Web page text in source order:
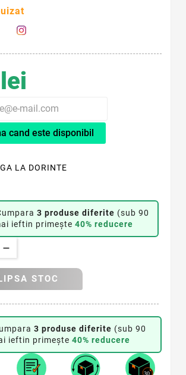
lei
cand este disponibil
LA DORINTE
3 produse diferite (sub 90
ieftin primește 40% reducere
STOC
3 produse diferite (sub 90
ieftin primește 40% reducere